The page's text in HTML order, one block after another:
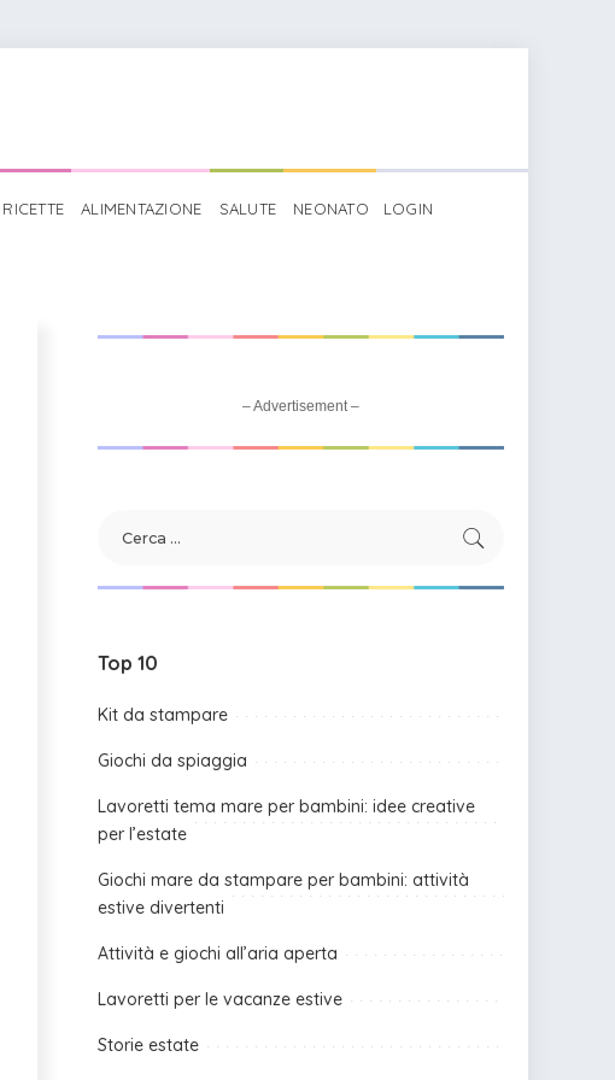
RICETTE ALIMENTAZIONE SALUTE NEONATO LOGIN
– Advertisement –
Top 10
Kit da stampare
Giochi da spiaggia
Lavoretti tema mare per bambini: idee creative
per l’estate
Giochi mare da stampare per bambini: attività
estive divertenti
Attività e giochi all’aria aperta
Lavoretti per le vacanze estive
Storie estate